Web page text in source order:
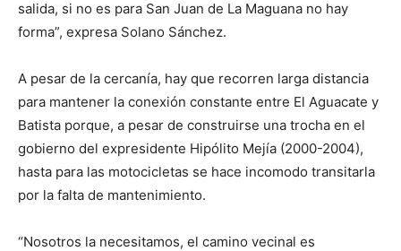
salida, si no es para San Juan de La Maguana no hay
forma”, expresa Solano Sánchez.
A pesar de la cercanía, hay que recorren larga distancia
para mantener la conexión constante entre El Aguacate y
Batista porque, a pesar de construirse una trocha en el
gobierno del expresidente Hipólito Mejía (2000-2004),
hasta para las motocicletas se hace incomodo transitarla
por la falta de mantenimiento.
“Nosotros la necesitamos, el camino vecinal es